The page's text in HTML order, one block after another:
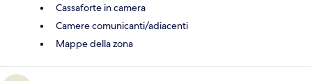
Cassaforte in camera
Camere comunicanti/adiacenti
Mappe della zona